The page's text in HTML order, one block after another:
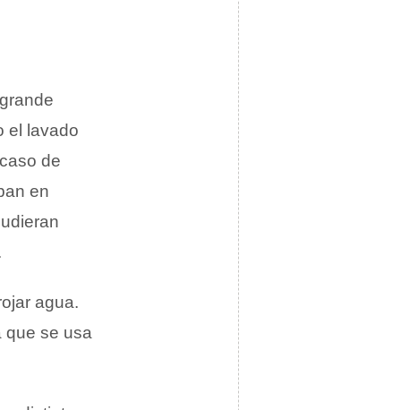
el lavado
de
en
agua.
que se usa